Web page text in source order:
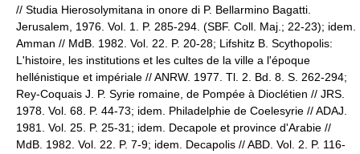
// Studia Hierosolymitana in onore di P. Bellarmino Bagatti.
Jerusalem, 1976. Vol. 1. P. 285-294. (SBF. Coll. Maj.; 22-23); idem.
Amman // MdB. 1982. Vol. 22. P. 20-28; Lifshitz B. Scythopolis:
L'histoire, les institutions et les cultes de la ville a l'époque
hellénistique et impériale // ANRW. 1977. Tl. 2. Bd. 8. S. 262-294;
Rey-Coquais J. P. Syrie romaine, de Pompée à Dioclétien // JRS.
1978. Vol. 68. P. 44-73; idem. Philadelphie de Coelesyrie // ADAJ.
1981. Vol. 25. P. 25-31; idem. Decapole et province d'Arabie //
MdB. 1982. Vol. 22. P. 7-9; idem. Decapolis // ABD. Vol. 2. P. 116-